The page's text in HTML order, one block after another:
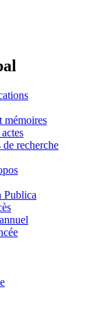
mémoires
de recherche
Publica